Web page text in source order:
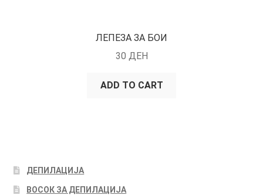
ЛЕПЕЗА ЗА БОИ
30 ДЕН
ADD TO CART
ДЕПИЛАЦИЈА
ВОСОК ЗА ДЕПИЛАЦИЈА